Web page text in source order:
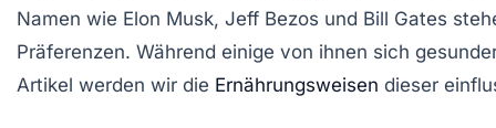
Namen wie Elon Musk, Jeff Bezos und Bill Gates
Präferenzen. Während einige von ihnen sich
Artikel werden wir die Ernährungsweisen dieser